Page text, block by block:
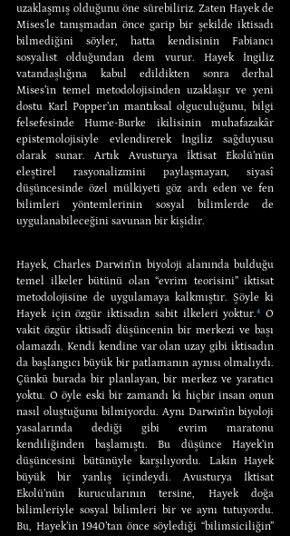
uzaklaşmış olduğunu öne sürebiliriz. Zaten Hayek de
Mises’le tanışmadan önce garip bir şekilde iktisadı
bilmediğini söyler, hatta kendisinin Fabiancı
sosyalist olduğundan dem vurur. Hayek İngiliz
vatandaşlığına kabul edildikten sonra derhal
Mises’in temel metodolojisinden uzaklaşır ve yeni
dostu Karl Popper’ın mantıksal olguculuğunu, bilgi
felsefesinde Hume-Burke ikilisinin muhafazakâr
epistemolojisiyle evlendirerek İngiliz sağduyusu
olarak sunar. Artık Avusturya İktisat Ekolü’nün
eleştirel rasyonalizmini paylaşmayan, siyasî
düşüncesinde özel mülkiyeti göz ardı eden ve fen
bilimleri yöntemlerinin sosyal bilimlerde de
uygulanabileceğini savunan bir kişidir.
Hayek, Charles Darwin’in biyoloji alanında bulduğu
temel ilkeler bütünü olan “evrim teorisini” iktisat
metodolojisine de uygulamaya kalkmıştır. Şöyle ki
Hayek için özgür iktisadın sabit ilkeleri yoktur.⁴ O
vakit özgür iktisadî düşüncenin bir merkezi ve başı
olamazdı. Kendi kendine var olan uzay gibi iktisadın
da başlangıcı büyük bir patlamanın aynısı olmalıydı.
Çünkü burada bir planlayan, bir merkez ve yaratıcı
yoktu. O öyle eski bir zamandı ki hiçbir insan onun
nasıl oluştuğunu bilmiyordu. Aynı Darwin’in biyoloji
yasalarında dediği gibi evrim maratonu
kendiliğinden başlamıştı. Bu düşünce Hayek’in
düşüncesini bütünüyle karşılıyordu. Lakin Hayek
büyük bir yanlış içindeydi. Avusturya İktisat
Ekolü’nün kurucularının tersine, Hayek doğa
bilimleriyle sosyal bilimleri bir ve aynı tutuyordu.
Bu, Hayek’in 1940’tan önce söylediği “bilimsiciliğin”